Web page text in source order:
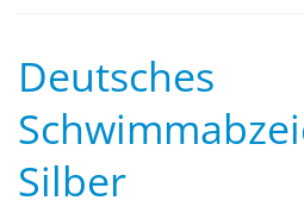
Deutsches
Silber